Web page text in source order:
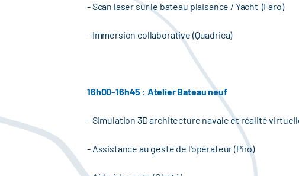
- Scan laser sur le bateau plaisance / Yacht (Faro)
- Immersion collaborative (Quadrica)
16h00-16h45 : Atelier Bateau neuf
- Simulation 3D architecture navale et réalité
- Assistance au geste de l'opérateur (Piro)